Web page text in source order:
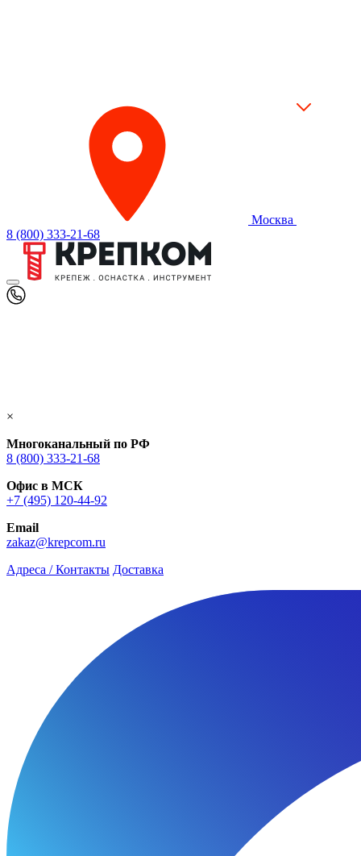
Москва
8 (800) 333-21-68
×
Многоканальный по РФ
8 (800) 333‑21-68
Офис в МСК
+7 (495) 120-44-92
Email
zakaz@krepcom.ru
Адреса / Контакты Доставка